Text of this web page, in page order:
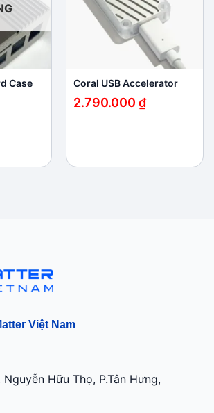
Case
Coral USB Accelerator
2.790.000 ₫
Việt Nam
Nguyễn Hữu Thọ, P.Tân Hưng,